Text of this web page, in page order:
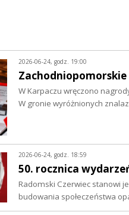
2026-06-24, godz. 19:00
W Karpaczu wręczono
W gronie wyróżnionych
2026-06-24, godz. 18:59
50. rocznica
Radomski Czerwiec stanowi
budowania społeczeństwa